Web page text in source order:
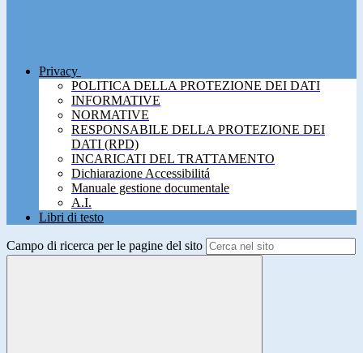
Privacy
POLITICA DELLA PROTEZIONE DEI DATI
INFORMATIVE
NORMATIVE
RESPONSABILE DELLA PROTEZIONE DEI
DATI (RPD)
INCARICATI DEL TRATTAMENTO
Dichiarazione Accessibilitá
Manuale gestione documentale
A.I.
Libri di testo
Campo di ricerca per le pagine del sito